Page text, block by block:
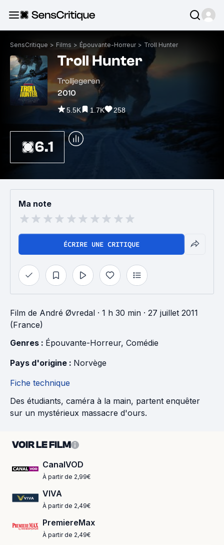
SensCritique > Films > Épouvante-Horreur > Troll Hunter
Troll Hunter
Trolljegeren
2010
5.5K 1.7K 258
6.1
Ma note
ÉCRIRE UNE CRITIQUE
Film de André Øvredal · 1 h 30 min · 27 juillet 2011
(France)
Genres : Épouvante-Horreur, Comédie
Pays d'origine : Norvège
Fiche technique
Des étudiants, caméra à la main, partent enquêter
sur un mystérieux massacre d'ours.
VOIR LE FILM
CanalVOD
À partir de 2,99€
VIVA
À partir de 2,49€
PremiereMax
À partir de 2,49€